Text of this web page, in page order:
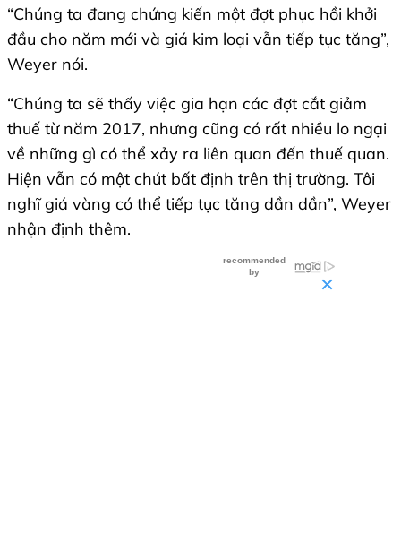
“Chúng ta đang chứng kiến một đợt phục hồi khởi
đầu cho năm mới và giá kim loại vẫn tiếp tục tăng”,
Weyer nói.
“Chúng ta sẽ thấy việc gia hạn các đợt cắt giảm
thuế từ năm 2017, nhưng cũng có rất nhiều lo ngại
về những gì có thể xảy ra liên quan đến thuế quan.
Hiện vẫn có một chút bất định trên thị trường. Tôi
nghĩ giá vàng có thể tiếp tục tăng dần dần”, Weyer
nhận định thêm.